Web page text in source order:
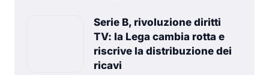
Serie B, rivoluzione diritti
TV: la Lega cambia rotta e
riscrive la distribuzione dei
ricavi